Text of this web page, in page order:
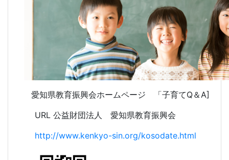
愛知県教育振興会ホームページ 「子育てQ＆A]
URL 公益財団法人 愛知県教育振興会
http://www.kenkyo-sin.org/kosodate.html